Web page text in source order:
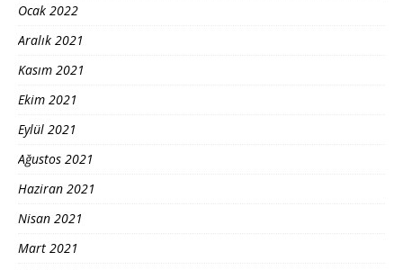
Ocak 2022
Aralık 2021
Kasım 2021
Ekim 2021
Eylül 2021
Ağustos 2021
Haziran 2021
Nisan 2021
Mart 2021